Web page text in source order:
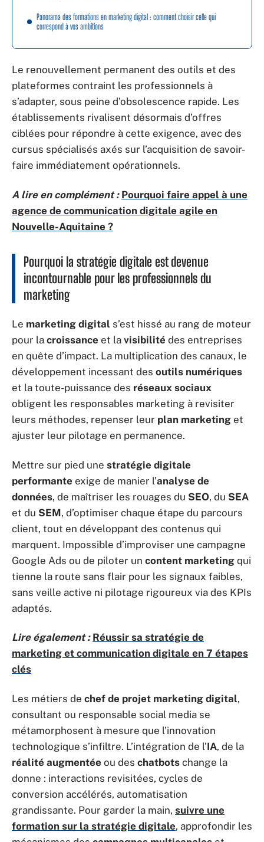
Panorama des formations en marketing digital : comment choisir celle qui
correspond à vos ambitions
Le renouvellement permanent des outils et des
plateformes contraint les professionnels à
s’adapter, sous peine d’obsolescence rapide. Les
établissements rivalisent désormais d’offres
ciblées pour répondre à cette exigence, avec des
cursus spécialisés axés sur l’acquisition de savoir-
faire immédiatement opérationnels.
A lire en complément : Pourquoi faire appel à une
agence de communication digitale agile en
Nouvelle-Aquitaine ?
Pourquoi la stratégie digitale est devenue
incontournable pour les professionnels du
marketing
Le marketing digital s’est hissé au rang de moteur
pour la croissance et la visibilité des entreprises
en quête d’impact. La multiplication des canaux, le
développement incessant des outils numériques
et la toute-puissance des réseaux sociaux
obligent les responsables marketing à revisiter
leurs méthodes, repenser leur plan marketing et
ajuster leur pilotage en permanence.
Mettre sur pied une stratégie digitale
performante exige de manier l’analyse de
données, de maîtriser les rouages du SEO, du SEA
et du SEM, d’optimiser chaque étape du parcours
client, tout en développant des contenus qui
marquent. Impossible d’improviser une campagne
Google Ads ou de piloter un content marketing qui
tienne la route sans flair pour les signaux faibles,
sans veille active ni pilotage rigoureux via des KPIs
adaptés.
Lire également : Réussir sa stratégie de
marketing et communication digitale en 7 étapes
clés
Les métiers de chef de projet marketing digital,
consultant ou responsable social media se
métamorphosent à mesure que l’innovation
technologique s’infiltre. L’intégration de l’IA, de la
réalité augmentée ou des chatbots change la
donne : interactions revisitées, cycles de
conversion accélérés, automatisation
grandissante. Pour garder la main, suivre une
formation sur la stratégie digitale, approfondir les